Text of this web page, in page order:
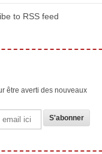
to RSS feed
être averti des nouveaux